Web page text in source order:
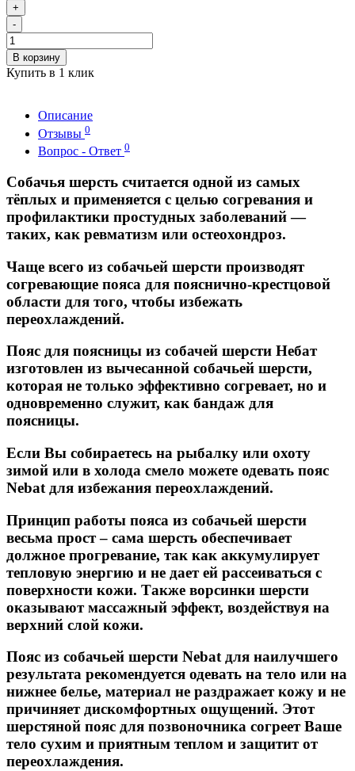
+
-
В корзину
Купить в 1 клик
Описание
Отзывы 0
Вопрос - Ответ 0
Собачья шерсть считается одной из самых
тёплых и применяется с целью согревания и
профилактики простудных заболеваний ―
таких, как ревматизм или остеохондроз.
Чаще всего из собачьей шерсти производят
согревающие пояса для пояснично-крестцовой
области для того, чтобы избежать
переохлаждений.
Пояс для поясницы из собачей шерсти Небат
изготовлен из вычесанной собачьей шерсти,
которая не только эффективно согревает, но и
одновременно служит, как бандаж для
поясницы.
Если Вы собираетесь на рыбалку или охоту
зимой или в холода смело можете одевать пояс
Nebat для избежания переохлаждений.
Принцип работы пояса из собачьей шерсти
весьма прост – сама шерсть обеспечивает
должное прогревание, так как аккумулирует
тепловую энергию и не дает ей рассеиваться с
поверхности кожи. Также ворсинки шерсти
оказывают массажный эффект, воздействуя на
верхний слой кожи.
Пояс из собачьей шерсти Nebat для наилучшего
результата рекомендуется одевать на тело или на
нижнее белье, материал не раздражает кожу и не
причиняет дискомфортных ощущений. Этот
шерстяной пояс для позвоночника согреет Ваше
тело сухим и приятным теплом и защитит от
переохлаждения.